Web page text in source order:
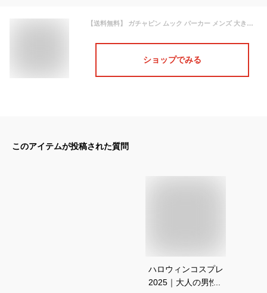
【送料無料】 ガチャピン ムック パーカー メンズ 大きいサイズ 裏起毛 プリント キャラクター プルオーバー スウェット スエット コスプレ おもしろ かわいい あったか 漫画 マンガ カジュアル なりきり アニメ ゆるキャラ トップス スエット ビッグサイズ 大きめ
ショップでみる
このアイテムが投稿された質問
ハロウィンコスプレ
2025｜大人の男性向